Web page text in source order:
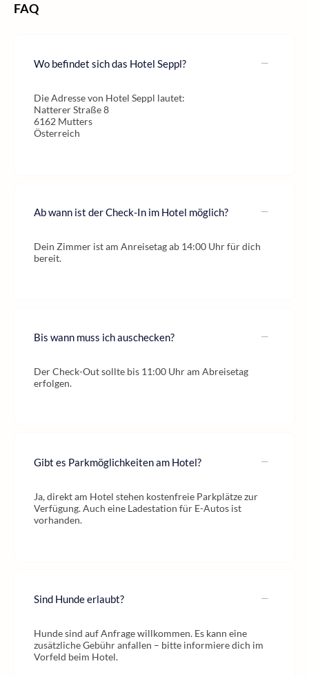
FAQ
Wo befindet sich das Hotel Seppl?
Die Adresse von Hotel Seppl lautet:
Natterer Straße 8
6162 Mutters
Österreich
Ab wann ist der Check-In im Hotel möglich?
Dein Zimmer ist am Anreisetag ab 14:00 Uhr für dich
bereit.
Bis wann muss ich auschecken?
Der Check-Out sollte bis 11:00 Uhr am Abreisetag
erfolgen.
Gibt es Parkmöglichkeiten am Hotel?
Ja, direkt am Hotel stehen kostenfreie Parkplätze zur
Verfügung. Auch eine Ladestation für E-Autos ist
vorhanden.
Sind Hunde erlaubt?
Hunde sind auf Anfrage willkommen. Es kann eine
zusätzliche Gebühr anfallen – bitte informiere dich im
Vorfeld beim Hotel.